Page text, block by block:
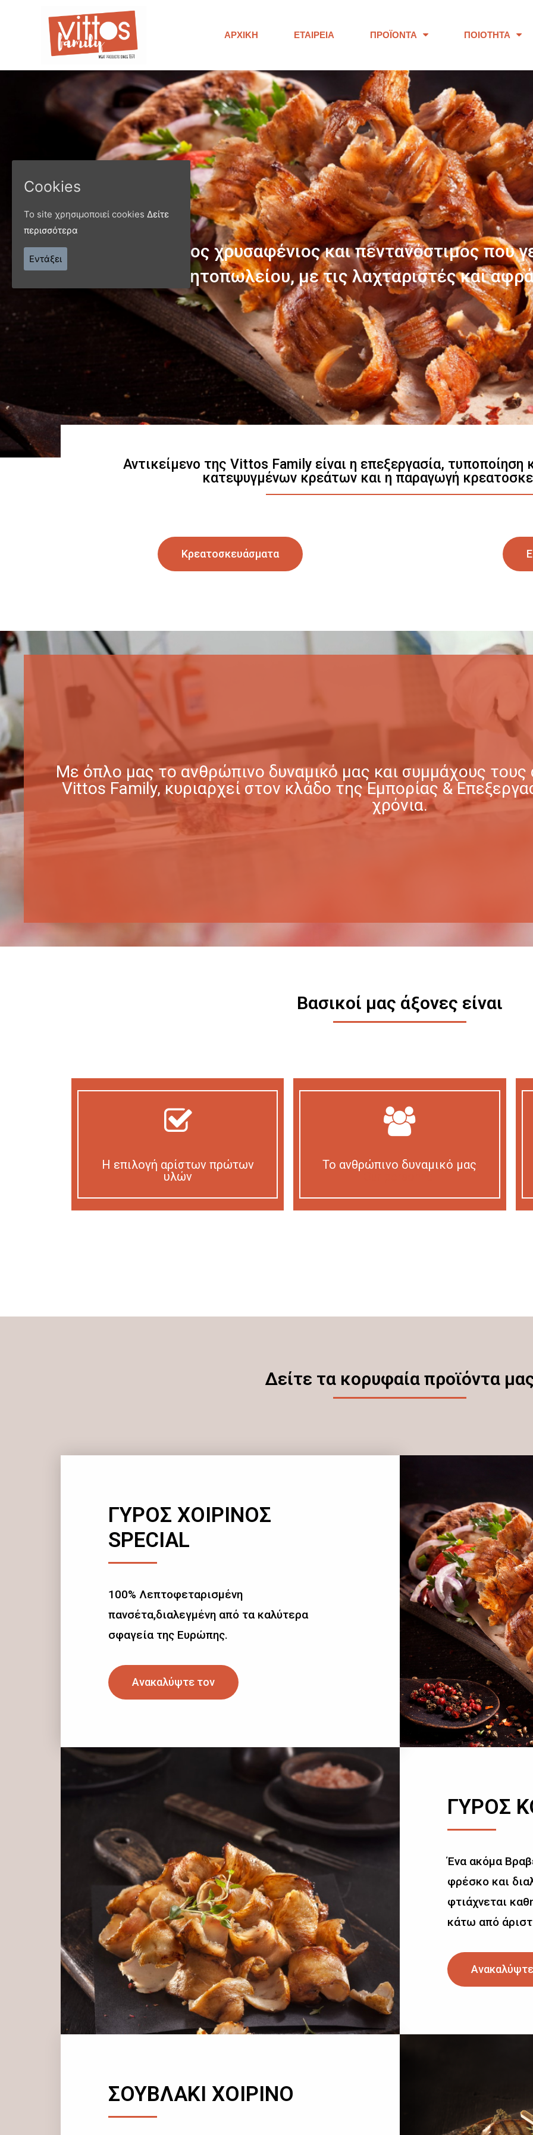
ΑΡΧΙΚΉ ΕΤΑΙΡΕΊΑ ΠΡΟΪΌΝΤΑ ΠΟΙΌΤΗΤΑ
ΠΑΝΩ ΑΠΟ 40 ΧΡΟΝΙΑ
Παράγουμε προϊόντα εξαιρετικής
Γνωρίστε μας
Αντικείμενο της Vittos Family είναι η επεξεργασία,
κατεψυγμένων κρεάτων και η παραγωγή
Κρεατοσκευάσματα
Με όπλο μας το ανθρώπινο δυναμικό μας και συμμάχους τους
Vittos Family, κυριαρχεί στον κλάδο της Εμπορίας &
χρόνια.
Βασικοί μας άξονες είναι
Η επιλογή αρίστων πρώτων
υλών
Το ανθρώπινο δυναμικό μας
Δείτε τα κορυφαία προϊόντα
ΓΥΡΟΣ ΧΟΙΡΙΝΟΣ
SPECIAL
100% Λεπτοφεταρισμένη
πανσέτα,διαλεγμένη από τα καλύτερα
σφαγεία της Ευρώπης.
Ανακαλύψτε τον
ΓΥΡΟΣ
Ένα ακόμα
φρέσκο και
φτιάχνεται
κάτω από
ΣΟΥΒΛΑΚΙ ΧΟΙΡΙΝΟ
Cookies
Το site χρησιμοποιεί cookies Δείτε
περισσότερα
Εντάξει